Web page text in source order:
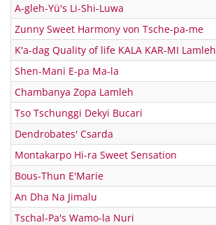
A-gleh-Yü's Li-Shi-Luwa
Zunny Sweet Harmony von Tsche-pa-me
K'a-dag Quality of life KALA KAR-MI Lamleh
Shen-Mani E-pa Ma-la
Chambanya Zopa Lamleh
Tso Tschunggi Dekyi Bucari
Dendrobates' Csarda
Montakarpo Hi-ra Sweet Sensation
Bous-Thun E'Marie
An Dha Na Jimalu
Tschal-Pa's Wamo-la Nuri